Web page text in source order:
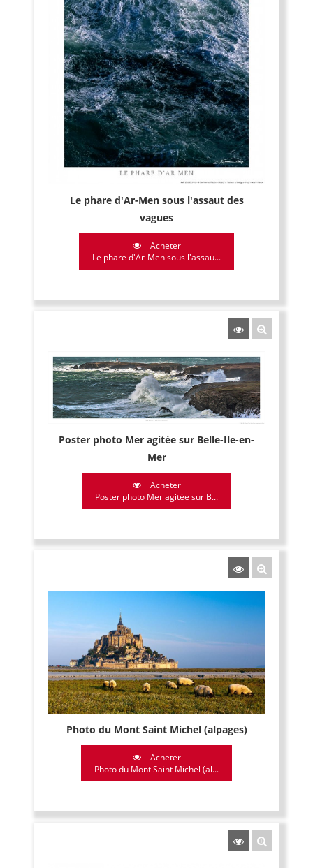
Le phare d'Ar-Men sous l'assaut des
vagues
Acheter
Le phare d'Ar-Men sous l'assau...
Poster photo Mer agitée sur Belle-Ile-en-
Mer
Acheter
Poster photo Mer agitée sur B...
Photo du Mont Saint Michel (alpages)
Acheter
Photo du Mont Saint Michel (al...